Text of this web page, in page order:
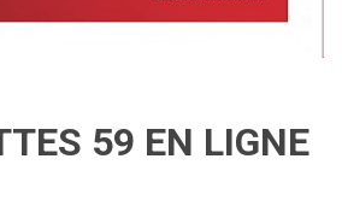
59 EN LIGNE